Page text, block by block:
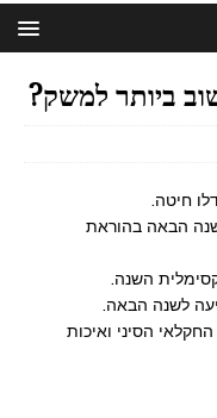
ביותר למשק?
חיטה.
הבאה בהוראת
השנה.
לשנה הבאה.
הסיני ואיכות